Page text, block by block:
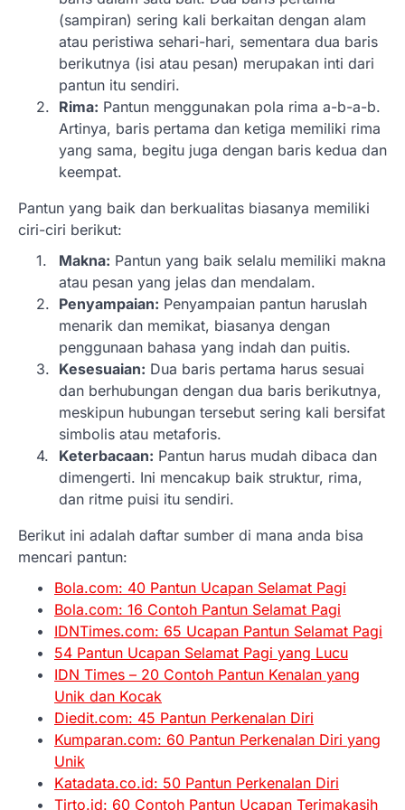
(sampiran) sering kali berkaitan dengan alam
atau peristiwa sehari-hari, sementara dua baris
berikutnya (isi atau pesan) merupakan inti dari
pantun itu sendiri.
Rima: Pantun menggunakan pola rima a-b-a-b.
Artinya, baris pertama dan ketiga memiliki rima
yang sama, begitu juga dengan baris kedua dan
keempat.
Pantun yang baik dan berkualitas biasanya memiliki
ciri-ciri berikut:
Makna: Pantun yang baik selalu memiliki makna
atau pesan yang jelas dan mendalam.
Penyampaian: Penyampaian pantun haruslah
menarik dan memikat, biasanya dengan
penggunaan bahasa yang indah dan puitis.
Kesesuaian: Dua baris pertama harus sesuai
dan berhubungan dengan dua baris berikutnya,
meskipun hubungan tersebut sering kali bersifat
simbolis atau metaforis.
Keterbacaan: Pantun harus mudah dibaca dan
dimengerti. Ini mencakup baik struktur, rima,
dan ritme puisi itu sendiri.
Berikut ini adalah daftar sumber di mana anda bisa
mencari pantun:
Bola.com: 40 Pantun Ucapan Selamat Pagi
Bola.com: 16 Contoh Pantun Selamat Pagi
IDNTimes.com: 65 Ucapan Pantun Selamat Pagi
54 Pantun Ucapan Selamat Pagi yang Lucu
IDN Times – 20 Contoh Pantun Kenalan yang
Unik dan Kocak
Diedit.com: 45 Pantun Perkenalan Diri
Kumparan.com: 60 Pantun Perkenalan Diri yang
Unik
Katadata.co.id: 50 Pantun Perkenalan Diri
Tirto.id: 60 Contoh Pantun Ucapan Terimakasih